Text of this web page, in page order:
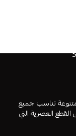
تناسب جميع
القطع العصرية التي